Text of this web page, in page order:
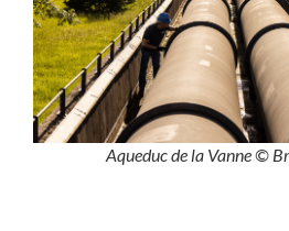
Aqueduc de la Vanne ©